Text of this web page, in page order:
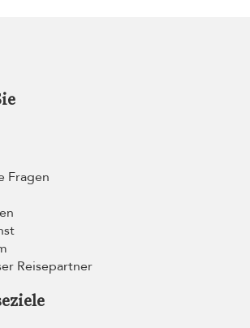
Fragen
Reisepartner